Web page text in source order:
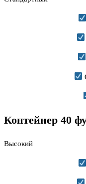
Контейнер 40
Высокий